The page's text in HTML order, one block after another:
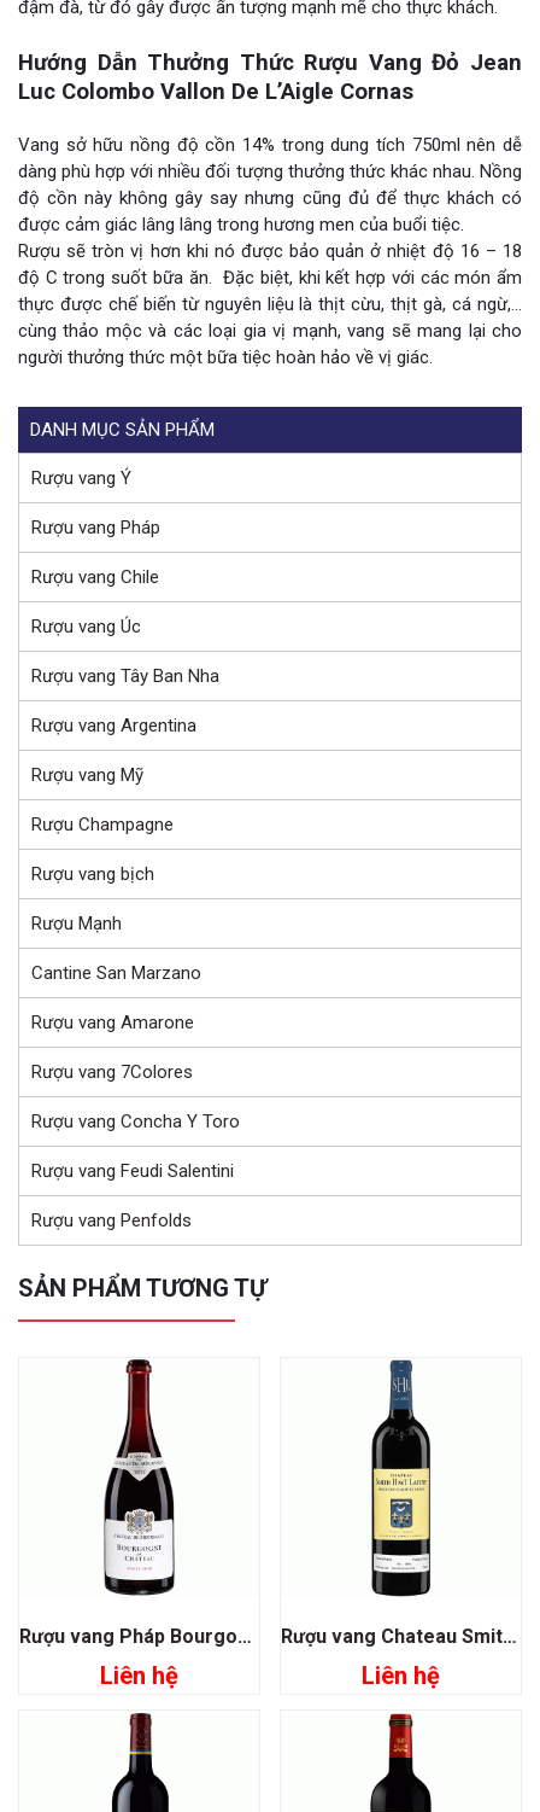
đậm đà, từ đó gây được ấn tượng mạnh mẽ cho thực khách.
Hướng Dẫn Thưởng Thức Rượu Vang Đỏ Jean
Luc Colombo Vallon De L’Aigle Cornas
Vang sở hữu nồng độ cồn 14% trong dung tích 750ml nên dễ
dàng phù hợp với nhiều đối tượng thưởng thức khác nhau. Nồng
độ cồn này không gây say nhưng cũng đủ để thực khách có
được cảm giác lâng lâng trong hương men của buổi tiệc.
Rượu sẽ tròn vị hơn khi nó được bảo quản ở nhiệt độ 16 – 18
độ C trong suốt bữa ăn. Đặc biệt, khi kết hợp với các món ẩm
thực được chế biến từ nguyên liệu là thịt cừu, thịt gà, cá ngừ,…
cùng thảo mộc và các loại gia vị mạnh, vang sẽ mang lại cho
người thưởng thức một bữa tiệc hoàn hảo về vị giác.
DANH MỤC SẢN PHẨM
Rượu vang Ý
Rượu vang Pháp
Rượu vang Chile
Rượu vang Úc
Rượu vang Tây Ban Nha
Rượu vang Argentina
Rượu vang Mỹ
Rượu Champagne
Rượu vang bịch
Rượu Mạnh
Cantine San Marzano
Rượu vang Amarone
Rượu vang 7Colores
Rượu vang Concha Y Toro
Rượu vang Feudi Salentini
Rượu vang Penfolds
SẢN PHẨM TƯƠNG TỰ
Rượu vang Pháp Bourgogne Du Chateau
Liên hệ
Rượu vang Chateau Smith Haut Lafitte
Liên hệ